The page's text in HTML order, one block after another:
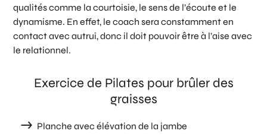
qualités comme la courtoisie, le sens de l’écoute et le
dynamisme. En effet, le coach sera constamment en
contact avec autrui, donc il doit pouvoir être à l’aise avec
le relationnel.
Exercice de Pilates pour brûler des
graisses
Planche avec élévation de la jambe